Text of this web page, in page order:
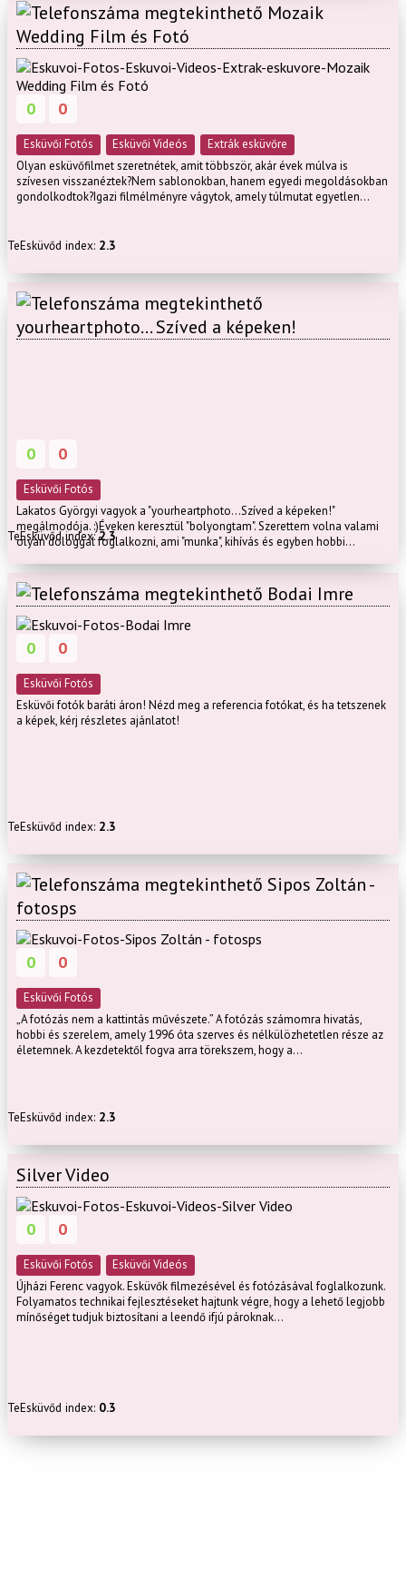
Mozaik
Wedding Film és Fotó
0 0
Esküvői Fotós Esküvői Videós
Extrák esküvőre
Olyan esküvőfilmet szeretnétek, amit többször, akár évek múlva is
szívesen visszanéztek?Nem sablonokban, hanem egyedi megoldásokban
gondolkodtok?Igazi filmélményre vágytok, amely túlmutat egyetlen...
TeEsküvőd index: 2.3
yourheartphoto... Szíved a képeken!
0 0
Esküvői Fotós
Lakatos Györgyi vagyok a "yourheartphoto...Szíved a képeken!"
megálmodója. :)Éveken keresztül "bolyongtam". Szerettem volna valami
olyan dologgal foglalkozni, ami "munka", kihívás és egyben hobbi...
TeEsküvőd index:2.3
Bodai Imre
0 0
Esküvői Fotós
Esküvői fotók baráti áron! Nézd meg a referencia fotókat, és ha tetszenek
a képek, kérj részletes ajánlatot!
TeEsküvőd index: 2.3
Sipos Zoltán -
fotosps
0 0
Esküvői Fotós
„A fotózás nem a kattintás művészete.” A fotózás számomra hivatás,
hobbi és szerelem, amely 1996 óta szerves és nélkülözhetetlen része az
életemnek. A kezdetektől fogva arra törekszem, hogy a...
TeEsküvőd index: 2.3
Silver Video
0 0
Esküvői Fotós
Esküvői Videós
Újházi Ferenc vagyok. Esküvők filmezésével és fotózásával foglalkozunk.
Folyamatos technikai fejlesztéseket hajtunk végre, hogy a lehető legjobb
mínőséget tudjuk biztosítani a leendő ifjú pároknak...
TeEsküvőd index: 0.3